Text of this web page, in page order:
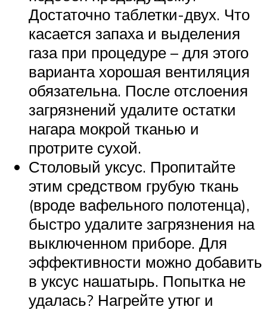
Достаточно таблетки-двух. Что
касается запаха и выделения
газа при процедуре – для этого
варианта хорошая вентиляция
обязательна. После отслоения
загрязнений удалите остатки
нагара мокрой тканью и
протрите сухой.
Столовый уксус. Пропитайте
этим средством грубую ткань
(вроде вафельного полотенца),
быстро удалите загрязнения на
выключенном приборе. Для
эффективности можно добавить
в уксус нашатырь. Попытка не
удалась? Нагрейте утюг и